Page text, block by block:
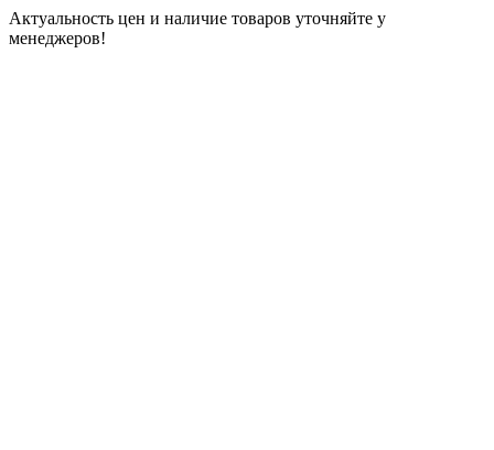
Актуальность цен и наличие товаров уточняйте у
менеджеров!